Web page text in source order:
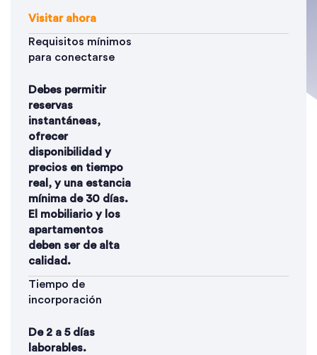
Visitar ahora
Requisitos mínimos
para conectarse
Debes permitir
reservas
instantáneas,
ofrecer
disponibilidad y
precios en tiempo
real, y una estancia
mínima de 30 días.
El mobiliario y los
apartamentos
deben ser de alta
calidad.
Tiempo de
incorporación
De 2 a 5 días
laborables.